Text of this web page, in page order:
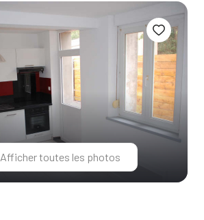
Afficher toutes les photos